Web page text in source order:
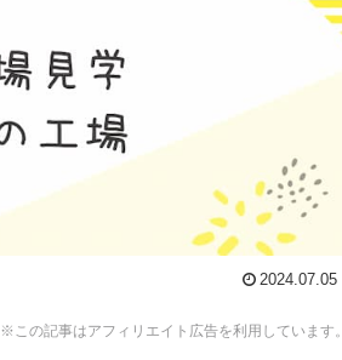
2024.07.05
※この記事はアフィリエイト広告を利用しています。